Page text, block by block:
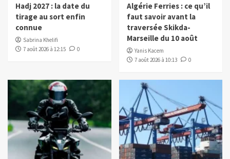
Hadj 2027 : la date du
tirage au sort enfin
connue
Sabrina Khelifi
7 août 2026 à 12:15
0
Algérie Ferries : ce qu’il
faut savoir avant la
traversée Skikda-
Marseille du 10 août
Yanis Kacem
7 août 2026 à 10:13
0